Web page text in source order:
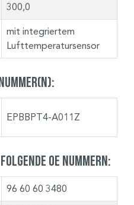
300,0
mit integriertem
Lufttemperatursensor
EPBBPT4-A011Z
OE Nummern:
96 60 60 3480